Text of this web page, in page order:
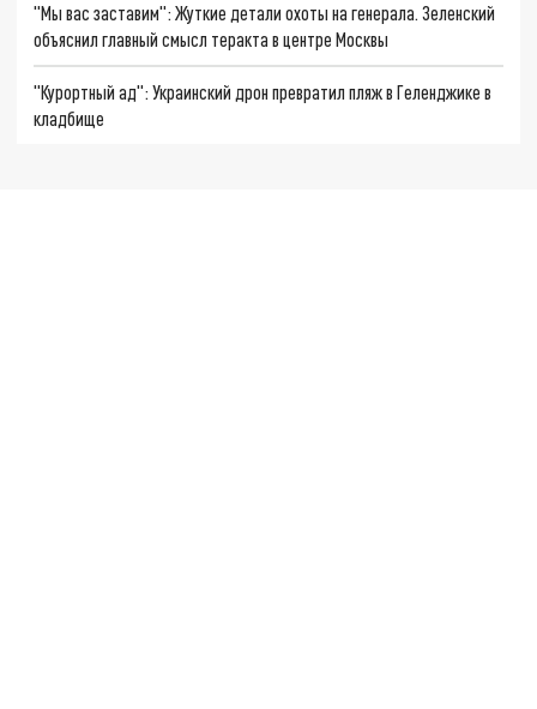
"Мы вас заставим": Жуткие детали охоты на генерала. Зеленский
объяснил главный смысл теракта в центре Москвы
"Курортный ад": Украинский дрон превратил пляж в Геленджике в
кладбище